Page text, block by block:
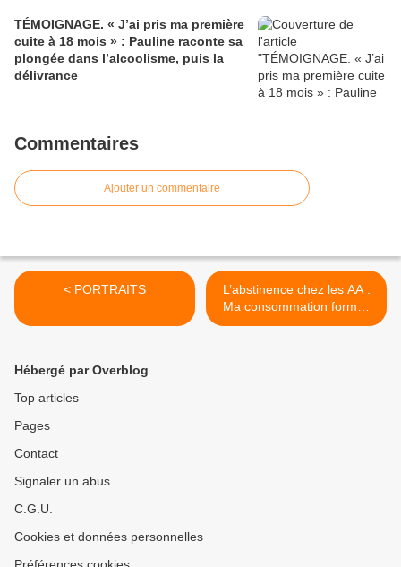
TÉMOIGNAGE. « J’ai pris ma première
cuite à 18 mois » : Pauline raconte sa
plongée dans l’alcoolisme, puis la
délivrance
Commentaires
Ajouter un commentaire
< PORTRAITS
L’abstinence chez les AA :
Ma consommation formait
un mur autour de moi >
Hébergé par Overblog
Top articles
Pages
Contact
Signaler un abus
C.G.U.
Cookies et données personnelles